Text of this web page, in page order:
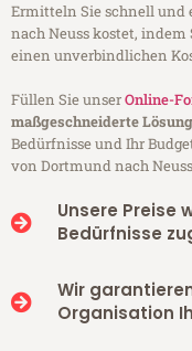
Ermitteln Sie schnell und
nach Neuss kostet,
einen unverbindlichen
Füllen Sie unserOnline-
maßgeschneiderte Lösung
Bedürfnisse und Ihr
von Dortmund nach
Unsere Preise
Bedürfnisse
Wir
Organisation